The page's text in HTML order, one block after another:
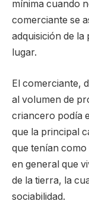
mínima cuando
comerciante se
adquisición de la
lugar.
El comerciante,
al volumen de
criancero podía
que la principal
que tenían
en general que
de la tierra, la
sociabilidad.